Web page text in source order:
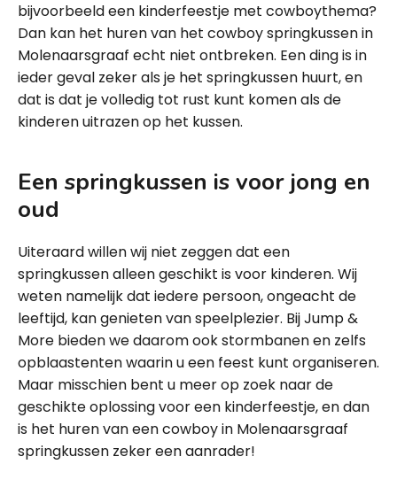
bijvoorbeeld een kinderfeestje met cowboythema?
Dan kan het huren van het cowboy springkussen in
Molenaarsgraaf echt niet ontbreken. Een ding is in
ieder geval zeker als je het springkussen huurt, en
dat is dat je volledig tot rust kunt komen als de
kinderen uitrazen op het kussen.
Een springkussen is voor jong en
oud
Uiteraard willen wij niet zeggen dat een
springkussen alleen geschikt is voor kinderen. Wij
weten namelijk dat iedere persoon, ongeacht de
leeftijd, kan genieten van speelplezier. Bij Jump &
More bieden we daarom ook stormbanen en zelfs
opblaastenten waarin u een feest kunt organiseren.
Maar misschien bent u meer op zoek naar de
geschikte oplossing voor een kinderfeestje, en dan
is het huren van een cowboy in Molenaarsgraaf
springkussen zeker een aanrader!